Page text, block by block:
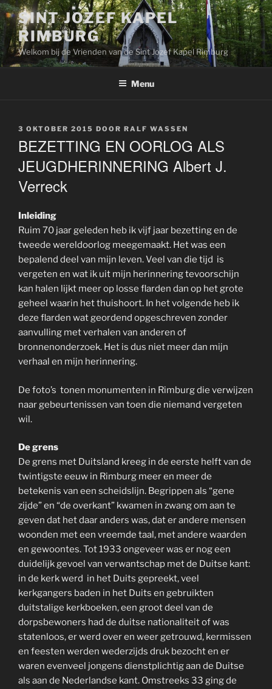
Ga
naar
de
inhoud
SINT JOZEF KAPEL
RIMBURG
Welkom bij de Vrienden van de Sint Jozef Kapel Rimburg
Menu
GEPLAATST
3 OKTOBER 2015 DOOR RALF WASSEN
BEZETTING EN OORLOG ALS
JEUGDHERINNERING Albert J.
Verreck
Inleiding
Ruim 70 jaar geleden heb ik vijf jaar bezetting en de
tweede wereldoorlog meegemaakt. Het was een
bepalend deel van mijn leven. Veel van die tijd is
vergeten en wat ik uit mijn herinnering tevoorschijn
kan halen lijkt meer op losse flarden dan op het grote
geheel waarin het thuishoort. In het volgende heb ik
deze flarden wat geordend opgeschreven zonder
aanvulling met verhalen van anderen of
bronnenonderzoek. Het is dus niet meer dan mijn
verhaal en mijn herinnering.
De foto’s tonen monumenten in Rimburg die verwijzen
naar gebeurtenissen van toen die niemand vergeten
wil.
De grens
De grens met Duitsland kreeg in de eerste helft van de
twintigste eeuw in Rimburg meer en meer de
betekenis van een scheidslijn. Begrippen als “gene
zijde” en “de overkant” kwamen in zwang om aan te
geven dat het daar anders was, dat er andere mensen
woonden met een vreemde taal, met andere waarden
en gewoontes. Tot 1933 ongeveer was er nog een
duidelijk gevoel van verwantschap met de Duitse kant:
in de kerk werd in het Duits gepreekt, veel
kerkgangers baden in het Duits en gebruikten
duitstalige kerkboeken, een groot deel van de
dorpsbewoners had de duitse nationaliteit of was
statenloos, er werd over en weer getrouwd, kermissen
en feesten werden wederzijds druk bezocht en er
waren evenveel jongens dienstplichtig aan de Duitse
als aan de Nederlandse kant. Omstreeks 33 ging de